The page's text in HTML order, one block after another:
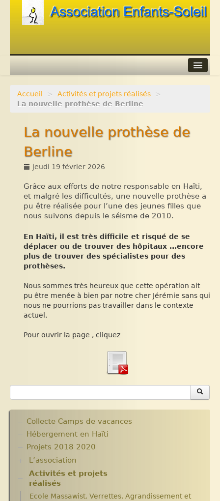
Agenda
Accueil > Activités et projets réalisés
>
La nouvelle prothèse de Berline
La nouvelle prothèse de
Berline
jeudi 19 février 2026
Grâce aux efforts de notre responsable en Haïti,
et malgré les difficultés, une nouvelle prothèse a
pu être réalisée pour l’une des jeunes filles que
nous suivons depuis le séisme de 2010.
En Haïti, il est très difficile et risqué de se
déplacer ou de trouver des hôpitaux ...encore
plus de trouver des spécialistes pour des
prothèses.
Nous sommes très heureux que cette opération ait
pu être menée à bien par notre cher Jérémie sans qui
nous ne pourrions pas travailler dans le contexte
actuel.
Pour ouvrir la page , cliquez
Collecte Camps de vacances
Hébergement en Haïti
Projets 2018 2020
L’association
Assemblées Générales
Nos partenaires.
Activités et projets
réalisés
Ecole Massawist. Verrettes. Agrandissement et